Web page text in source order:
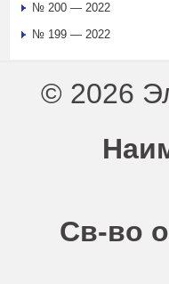
№ 200 — 2022
№ 199 — 2022
© 2026
Св-во